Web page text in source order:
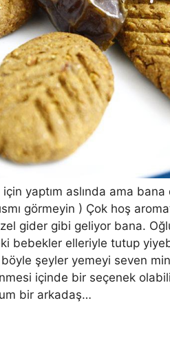
yaptım aslında ama
görmeyin ) Çok hoş
gider gibi geliyor bana.
bebekler elleriyle tutup
şeyler yemeyi seven
içinde bir seçenek
bir arkadaş…